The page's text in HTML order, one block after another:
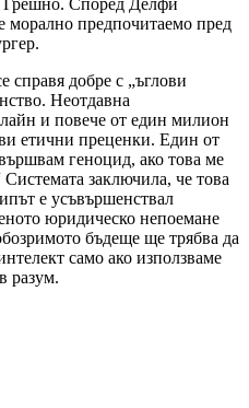
Грешно. Според Делфи
морално предпочитаемо пред
справя добре с „ъглови
Неотдавна
и повече от един милион
етични преценки. Един от
геноцид, ако това ме
заключила, че това
е усъвършенствал
юридическо непоемане
бъдеще ще трябва да
само ако използваме
разум.